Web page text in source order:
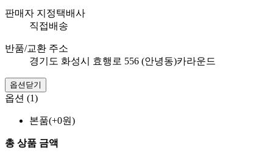
판매자 지정택배사
직접배송
반품/교환 주소
경기도 화성시 효행로 556 (안녕동)카라운드
옵션닫기
옵션 (1)
본품(+0원)
총 상품 금액